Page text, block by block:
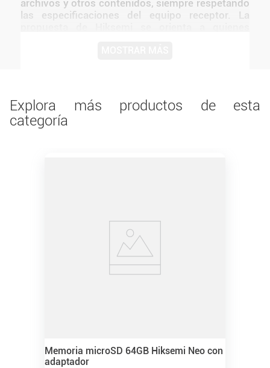
archivos y otros contenidos, siempre respetando
las especificaciones del equipo receptor. La
versión dentro de la línea y seleccionar la
capacidad adecuada para cada necesidad.
Explora más productos de esta
categoría
Memoria microSD 64GB Hiksemi Neo con
adaptador